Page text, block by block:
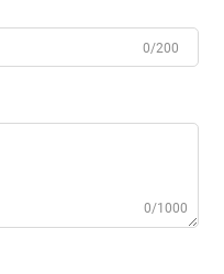
0/200
0/1000